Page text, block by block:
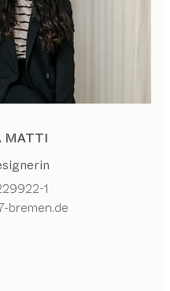
MATTI
1
bremen.de